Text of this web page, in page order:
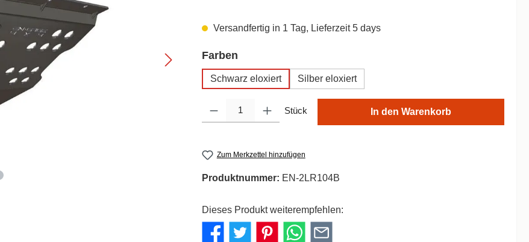
Versandfertig in 1 Tag, Lieferzeit 5 days
Farbenauswählen
Schwarz eloxiert Silber eloxiert
Stück In den Warenkorb
Zum Merkzettel hinzufügen
Produktnummer: EN-2LR104B
Dieses Produkt weiterempfehlen: